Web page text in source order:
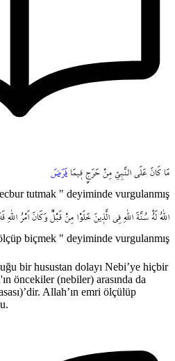
مَا كَانَ عَلَى النَّبِيِّ مِنْ حَرَجٍ ف۪يمَا فَرَضَ
tutmak " deyiminde vurgulanmış
اللّٰهُ لَهُۜ سُنَّةَ اللّٰهِ فِي الَّذ۪ينَ خَلَوْا مِنْ قَبْلُۜ وَكَانَ اَمْرُ اللّٰهِ
biçmek " deyiminde vurgulanmış
bir husustan dolayı Nebi’ye hiçbir
öncekiler (nebiler) arasında da
Allah’ın emri ölçülüp